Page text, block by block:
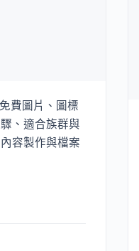
費圖片、圖標
、適合族群與
容製作與檔案